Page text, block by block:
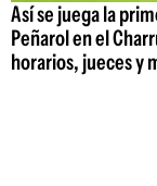
Así se juega la
Peñarol en el
horarios, jueces y